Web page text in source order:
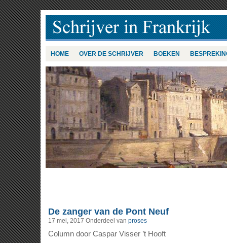
HOME OVER DE SCHRIJVER BOEKEN
De zanger van de Pont Neuf
17 mei, 2017 Onderdeel van proses
Column door Caspar Visser ’t Hooft